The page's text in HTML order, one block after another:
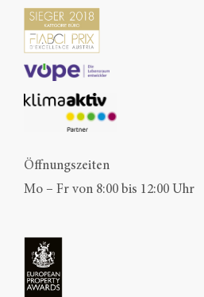
Öffnungszeiten
Mo – Fr von 8:00 bis 12:00 Uhr